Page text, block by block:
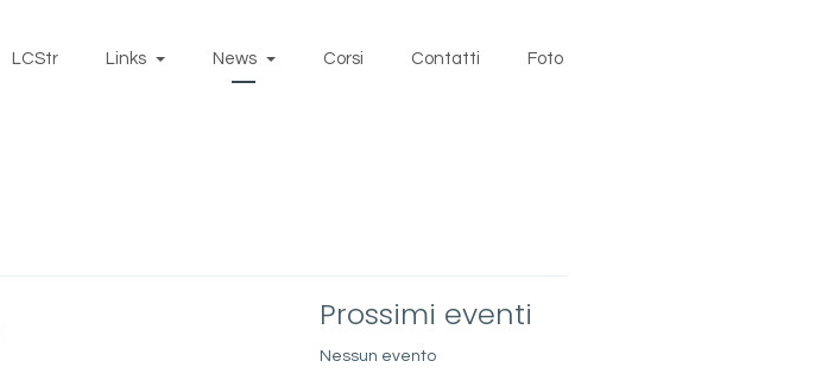
LCStr Links News Corsi Contatti Foto
Prossimi eventi
Nessun evento